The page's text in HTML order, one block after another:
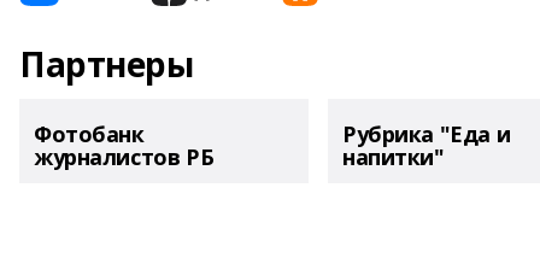
Партнеры
Фотобанк
журналистов РБ
Рубрика "Еда и
напитки"